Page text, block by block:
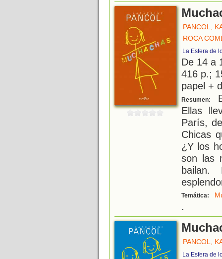
PANCOL,
ROCA
La Esfera de
De 14 a
416 p.;
papel +
Resumen:
Ellas
París,
Chicas
¿Y los
son las
bailan.
Temática:
.
PANCOL,
La Esfera de